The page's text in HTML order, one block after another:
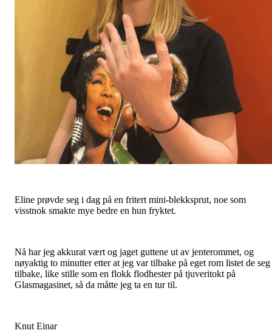
Eline prøvde seg i dag på en fritert mini-blekksprut, noe som
visstnok smakte mye bedre en hun fryktet.
Nå har jeg akkurat vært og jaget guttene ut av jenterommet, og
nøyaktig to minutter etter at jeg var tilbake på eget rom listet de seg
tilbake, like stille som en flokk flodhester på tjuveritokt på
Glasmagasinet, så da måtte jeg ta en tur til.
Knut Einar